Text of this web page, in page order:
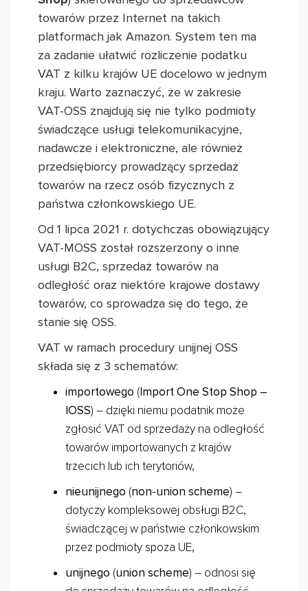
towarów przez Internet na takich
platformach jak Amazon. System ten ma
za zadanie ułatwić rozliczenie podatku
VAT z kilku krajów UE docelowo w jednym
kraju. Warto zaznaczyć, że w zakresie
VAT-OSS znajdują się nie tylko podmioty
świadczące usługi telekomunikacyjne,
nadawcze i elektroniczne, ale również
przedsiębiorcy prowadzący sprzedaż
towarów na rzecz osób fizycznych z
państwa członkowskiego UE.
Od 1 lipca 2021 r. dotychczas obowiązujący
VAT-MOSS został rozszerzony o inne
usługi B2C, sprzedaż towarów na
odległość oraz niektóre krajowe dostawy
towarów, co sprowadza się do tego, że
stanie się OSS.
VAT w ramach procedury unijnej OSS
składa się z 3 schematów:
importowego (Import One Stop Shop –
IOSS) – dzięki niemu podatnik może
zgłosić VAT od sprzedaży na odległość
towarów importowanych z krajów
trzecich lub ich terytoriów,
nieunijnego (non-union scheme) –
dotyczy kompleksowej obsługi B2C,
świadczącej w państwie członkowskim
przez podmioty spoza UE,
unijnego (union scheme) – odnosi się